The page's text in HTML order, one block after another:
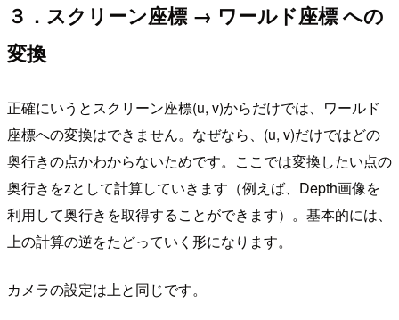
３．スクリーン座標 → ワールド座標 への
変換
正確にいうとスクリーン座標(u, v)からだけでは、ワールド
座標への変換はできません。なぜなら、(u, v)だけではどの
奥行きの点かわからないためです。ここでは変換したい点の
奥行きをzとして計算していきます（例えば、Depth画像を
利用して奥行きを取得することができます）。基本的には、
上の計算の逆をたどっていく形になります。
カメラの設定は上と同じです。